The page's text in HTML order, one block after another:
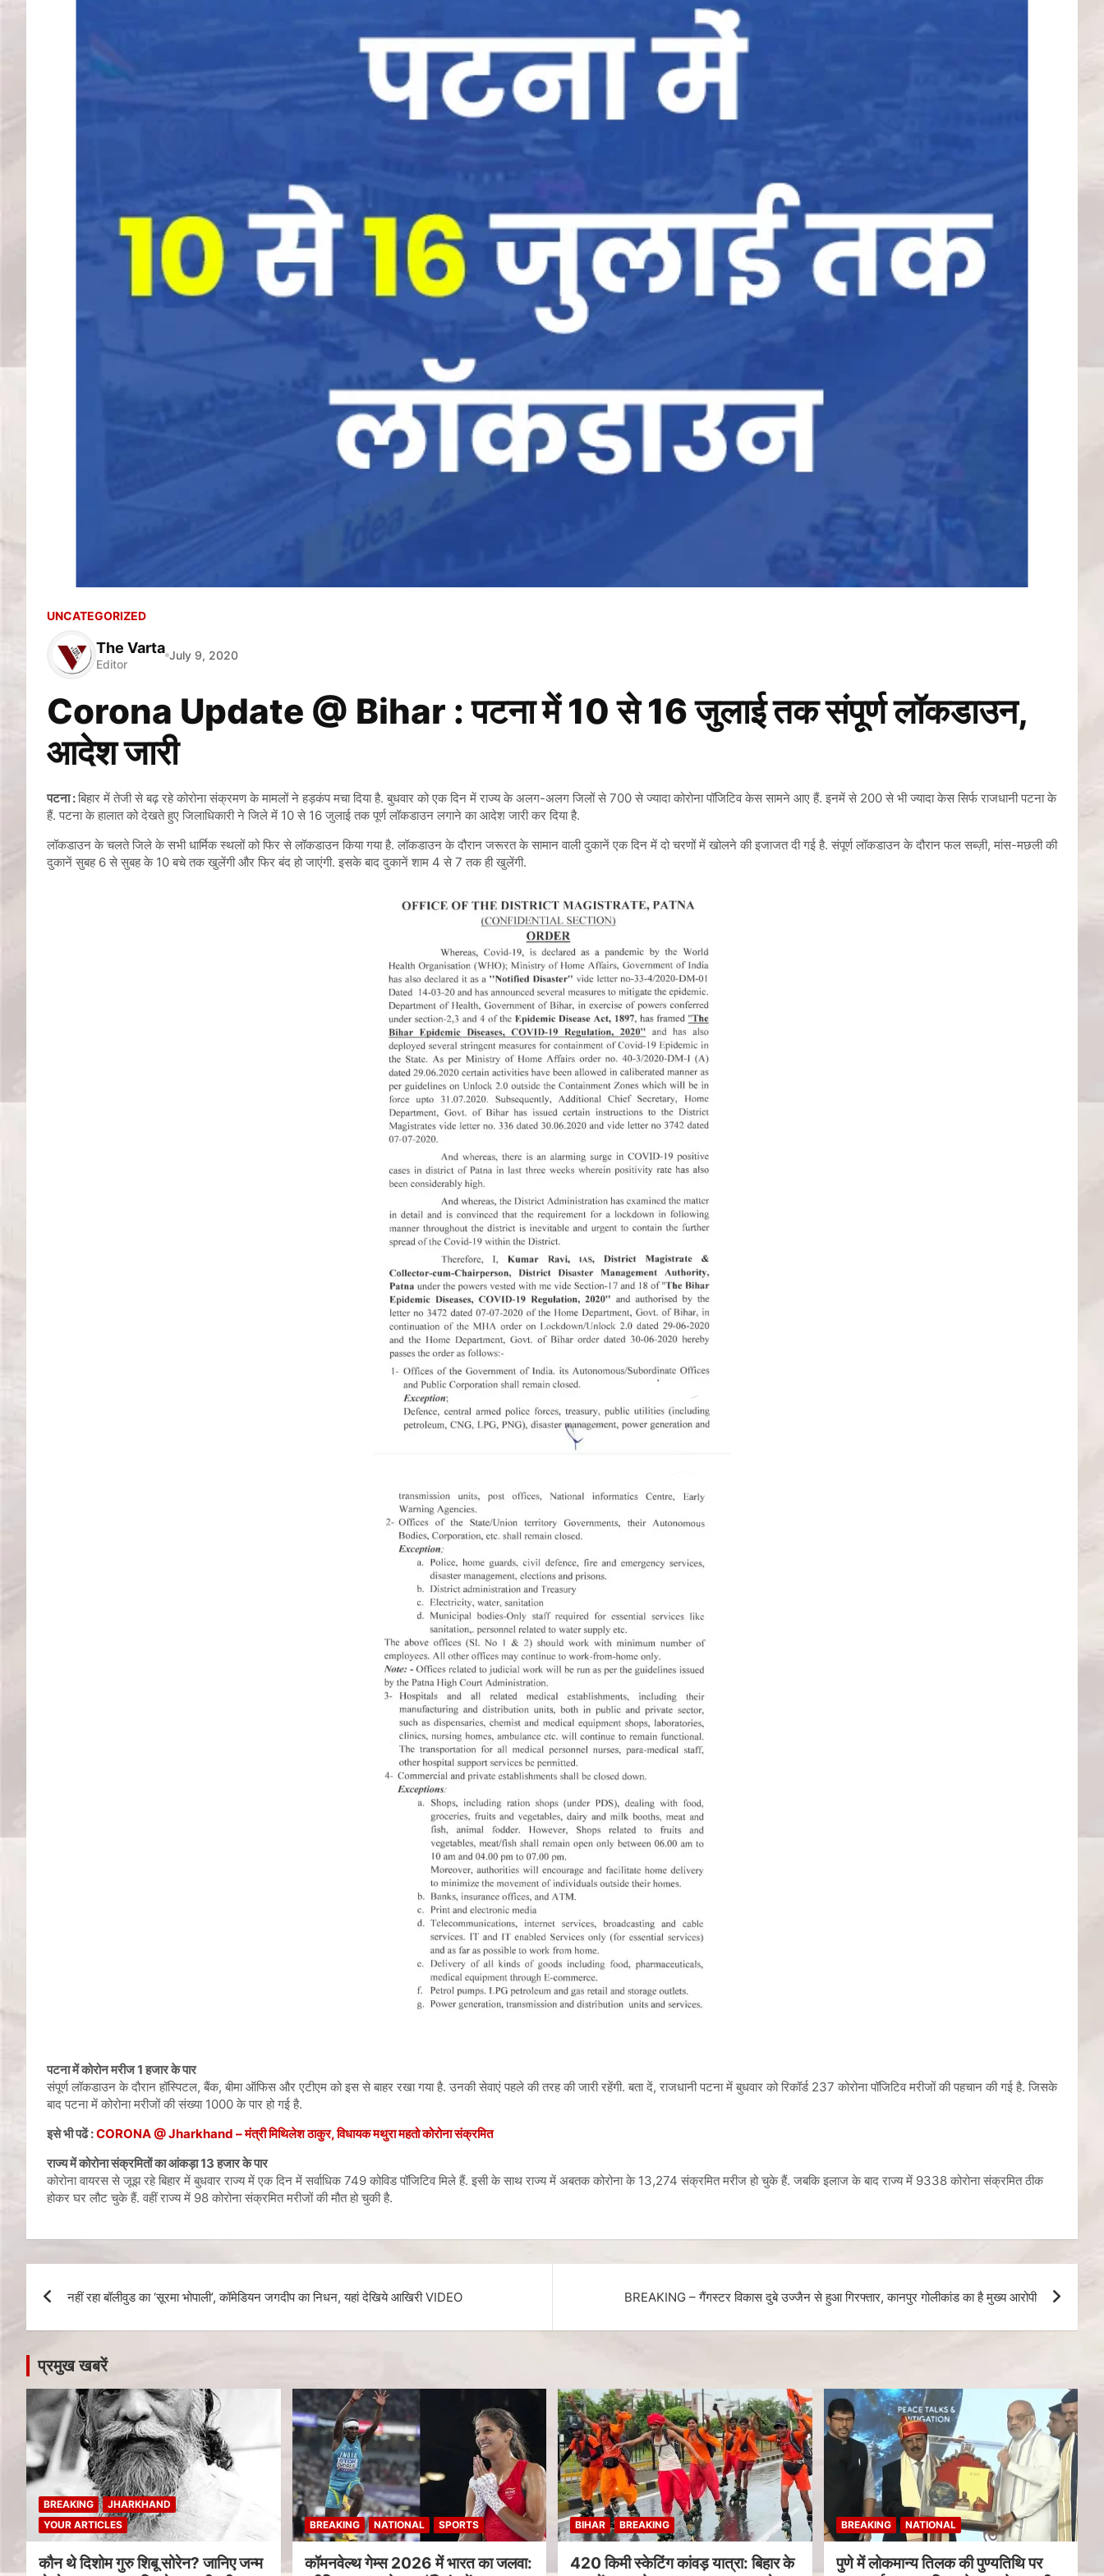
UNCATEGORIZED
The Varta
Editor
July 9, 2020
Corona Update @ Bihar : पटना में 10 से 16 जुलाई तक संपूर्ण लॉकडाउन,
आदेश जारी
पटना :बिहार में तेजी से बढ़ रहे कोरोना संक्रमण के मामलों ने हड़कंप मचा दिया है. बुधवार को एक दिन में राज्य के अलग-अलग जिलों से 700 से ज्यादा कोरोना पॉजिटिव केस सामने आए हैं. इनमें से 200 से भी ज्यादा केस सिर्फ राजधानी पटना के
हैं. पटना के हालात को देखते हुए जिलाधिकारी ने जिले में 10 से 16 जुलाई तक पूर्ण लॉकडाउन लगाने का आदेश जारी कर दिया है.
लॉकडाउन के चलते जिले के सभी धार्मिक स्थलों को फिर से लॉकडाउन किया गया है. लॉकडाउन के दौरान जरूरत के सामान वाली दुकानें एक दिन में दो चरणों में खोलने की इजाजत दी गई है. संपूर्ण लॉकडाउन के दौरान फल सब्ज़ी, मांस-मछली की
दुकानें सुबह 6 से सुबह के 10 बचे तक खुलेंगी और फिर बंद हो जाएंगी. इसके बाद दुकानें शाम 4 से 7 तक ही खुलेंगी.
पटना में कोरोन मरीज1हजार के पार
संपूर्ण लॉकडाउन के दौरान हॉस्पिटल, बैंक, बीमा ऑफिस और एटीएम को इस से बाहर रखा गया है. उनकी सेवाएं पहले की तरह की जारी रहेंगी. बता दें, राजधानी पटना में बुधवार को रिकॉर्ड 237 कोरोना पॉजिटिव मरीजों की पहचान की गई है. जिसके
बाद पटना में कोरोना मरीजों की संख्या 1000 के पार हो गई है.
इसे भी पढें :CORONA @ Jharkhand – मंत्री मिथिलेश ठाकुर, विधायक मथुरा महतो कोरोना संक्रमित
राज्य में कोरोना संक्रमितों का आंकड़ा13हजार के पार
कोरोना वायरस से जूझ रहे बिहार में बुधवार राज्य में एक दिन में सर्वाधिक 749 कोविड पॉजिटिव मिले हैं. इसी के साथ राज्य में अबतक कोरोना के 13,274 संक्रमित मरीज हो चुके हैं. जबकि इलाज के बाद राज्य में 9338 कोरोना संक्रमित ठीक
होकर घर लौट चुके हैं. वहीं राज्य में 98 कोरोना संक्रमित मरीजों की मौत हो चुकी है.
नहीं रहा बॉलीवुड का ‘सूरमा भोपाली’, कॉमेडियन जगदीप का निधन, यहां देखिये आखिरी VIDEO BREAKING – गैंगस्टर विकास दुबे उज्जैन से हुआ गिरफ्तार, कानपुर गोलीकांड का है मुख्य आरोपी
प्रमुख खबरें
BREAKING
JHARKHAND
YOUR ARTICLES
कौन थे दिशोम गुरु शिबू सोरेन? जानिए जन्म
BREAKING NATIONAL SPORTS
कॉमनवेल्थ गेम्स 2026 में भारत का जलवा:
BIHAR BREAKING
420 किमी स्केटिंग कांवड़ यात्रा: बिहार के
BREAKING NATIONAL
पुणे में लोकमान्य तिलक की पुण्यतिथि पर